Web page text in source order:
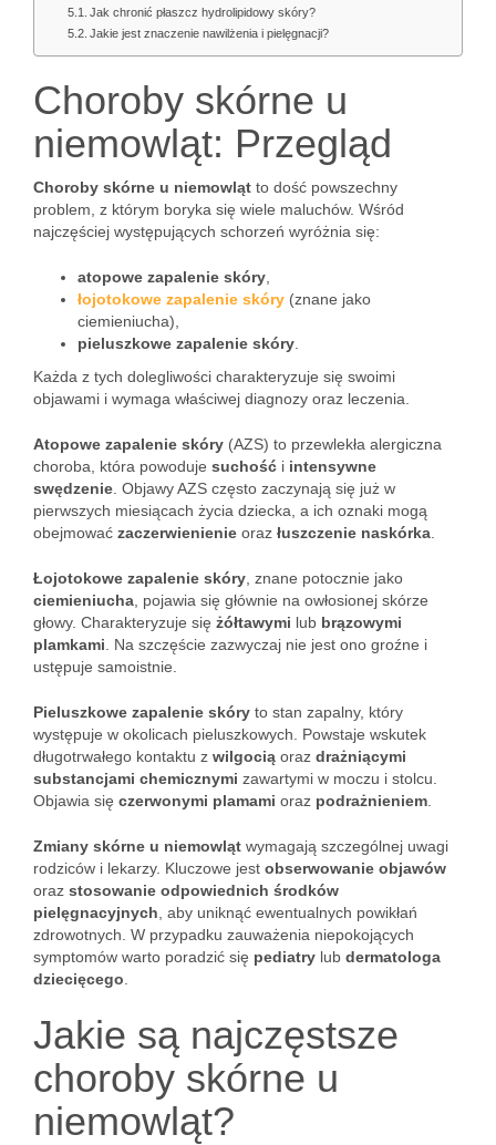
Jak chronić płaszcz hydrolipidowy skóry?
Jakie jest znaczenie nawilżenia i pielęgnacji?
Choroby skórne u
niemowląt: Przegląd
Choroby skórne u niemowląt to dość powszechny
problem, z którym boryka się wiele maluchów. Wśród
najczęściej występujących schorzeń wyróżnia się:
atopowe zapalenie skóry
łojotokowe zapalenie skóry (znane jako
ciemieniucha),
pieluszkowe zapalenie skóry
Każda z tych dolegliwości charakteryzuje się swoimi
objawami i wymaga właściwej diagnozy oraz leczenia.
Atopowe zapalenie skóry (AZS) to przewlekła alergiczna
choroba, która powoduje suchość i intensywne
swędzenie . Objawy AZS często zaczynają się już w
pierwszych miesiącach życia dziecka, a ich oznaki mogą
obejmować zaczerwienienie oraz łuszczenie naskórka
Łojotokowe zapalenie skóry , znane potocznie jako
ciemieniucha , pojawia się głównie na owłosionej skórze
głowy. Charakteryzuje się żółtawymi lub brązowymi
plamkami . Na szczęście zazwyczaj nie jest ono groźne i
ustępuje samoistnie.
Pieluszkowe zapalenie skóry to stan zapalny, który
występuje w okolicach pieluszkowych. Powstaje wskutek
długotrwałego kontaktu z wilgocią oraz drażniącymi
substancjami chemicznymi zawartymi w moczu i stolcu.
Objawia się czerwonymi plamami oraz podrażnieniem
Zmiany skórne u niemowląt wymagają szczególnej uwagi
rodziców i lekarzy. Kluczowe jest obserwowanie objawów
oraz stosowanie odpowiednich środków
pielęgnacyjnych , aby uniknąć ewentualnych powikłań
zdrowotnych. W przypadku zauważenia niepokojących
symptomów warto poradzić się pediatry lub dermatologa
dziecięcego
Jakie są najczęstsze
choroby skórne u
niemowląt?